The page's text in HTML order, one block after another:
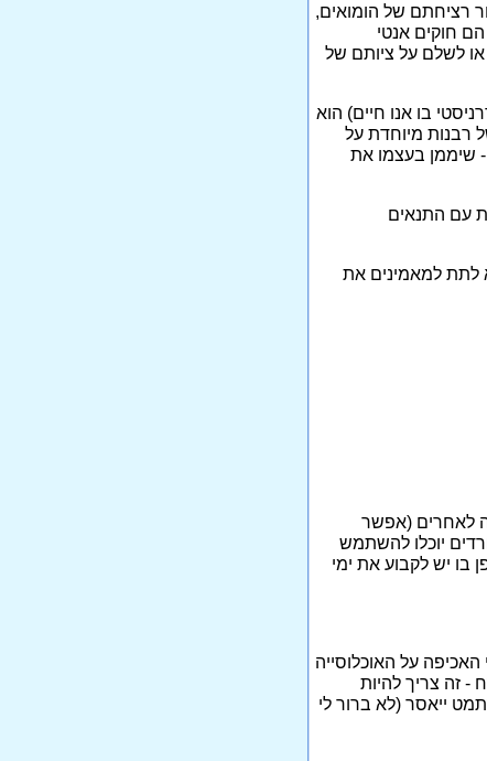
רציחתם של הומואים,
חוקים אנטי
או לשלם על ציותם של
בו אנו חיים) הוא
רבנות מיוחדת על
שיממן בעצמו את
עם התנאים
לתת למאמינים את
לאחרים (אפשר
יוכלו להשתמש
בו יש לקבוע את ימי
על האוכלוסייה
- זה צריך להיות
ייאסר (לא ברור לי